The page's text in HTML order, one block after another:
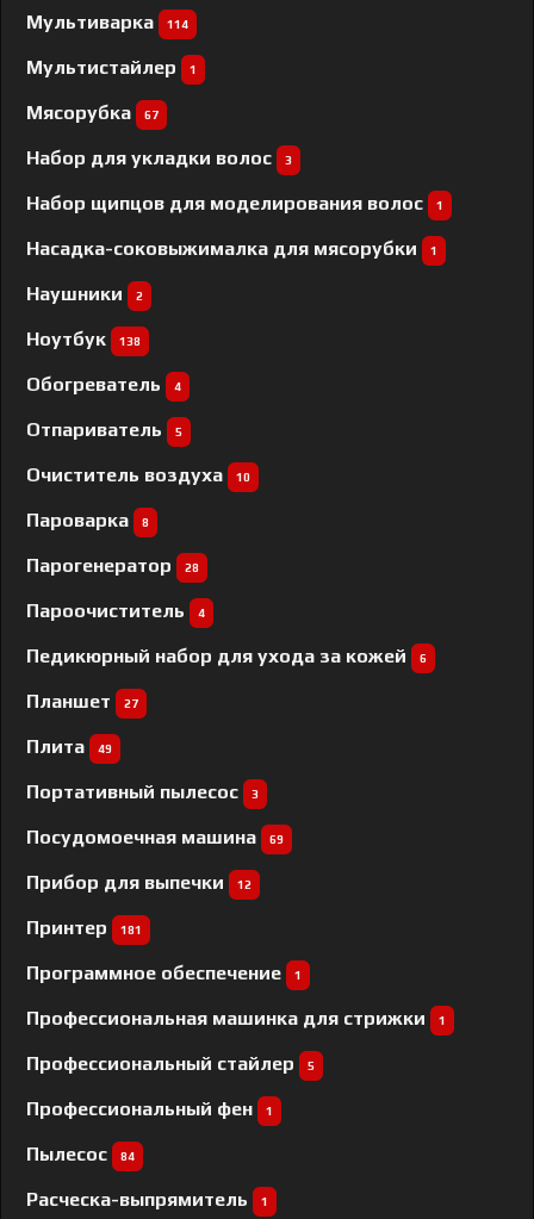
Мультиварка 114
Мультистайлер 1
Мясорубка 67
Набор для укладки волос 3
Набор щипцов для моделирования волос 1
Насадка-соковыжималка для мясорубки 1
Наушники 2
Ноутбук 138
Обогреватель 4
Отпариватель 5
Очиститель воздуха 10
Пароварка 8
Парогенератор 28
Пароочиститель 4
Педикюрный набор для ухода за кожей 6
Планшет 27
Плита 49
Портативный пылесос 3
Посудомоечная машина 69
Прибор для выпечки 12
Принтер 181
Программное обеспечение 1
Профессиональная машинка для стрижки 1
Профессиональный cтайлер 5
Профессиональный фен 1
Пылесос 84
Расческа-выпрямитель 1